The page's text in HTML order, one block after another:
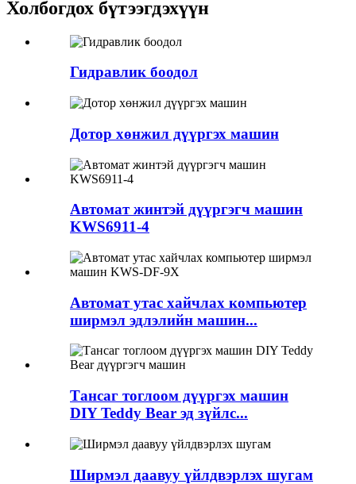
Холбогдох бүтээгдэхүүн
Гидравлик боодол
Дотор хөнжил дүүргэх машин
Автомат жинтэй дүүргэгч машин
KWS6911-4
Автомат утас хайчлах компьютер
ширмэл эдлэлийн машин...
Тансаг тоглоом дүүргэх машин
DIY Teddy Bear эд зүйлс...
Ширмэл даавуу үйлдвэрлэх шугам